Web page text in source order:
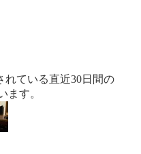
ている直近30日間の
ます。